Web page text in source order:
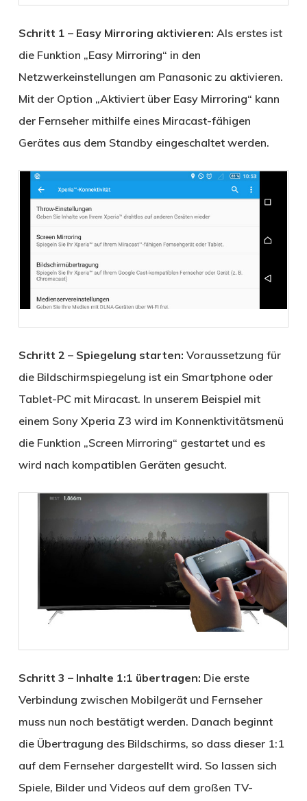
Schritt 1 – Easy Mirroring aktivieren: Als erstes ist
die Funktion „Easy Mirroring“ in den
Netzwerkeinstellungen am Panasonic zu aktivieren.
Mit der Option „Aktiviert über Easy Mirroring“ kann
der Fernseher mithilfe eines Miracast-fähigen
Gerätes aus dem Standby eingeschaltet werden.
Schritt 2 – Spiegelung starten: Voraussetzung für
die Bildschirmspiegelung ist ein Smartphone oder
Tablet-PC mit Miracast. In unserem Beispiel mit
einem Sony Xperia Z3 wird im Konnenktivitätsmenü
die Funktion „Screen Mirroring“ gestartet und es
wird nach kompatiblen Geräten gesucht.
Schritt 3 – Inhalte 1:1 übertragen: Die erste
Verbindung zwischen Mobilgerät und Fernseher
muss nun noch bestätigt werden. Danach beginnt
die Übertragung des Bildschirms, so dass dieser 1:1
auf dem Fernseher dargestellt wird. So lassen sich
Spiele, Bilder und Videos auf dem großen TV-